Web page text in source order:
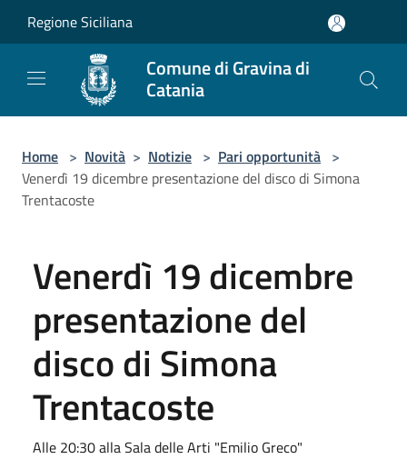
Regione Siciliana
Comune di Gravina di
Catania
Home > Novità > Notizie > Pari opportunità >
Venerdì 19 dicembre presentazione del disco di Simona
Trentacoste
Venerdì 19 dicembre
presentazione del
disco di Simona
Trentacoste
Alle 20:30 alla Sala delle Arti "Emilio Greco"